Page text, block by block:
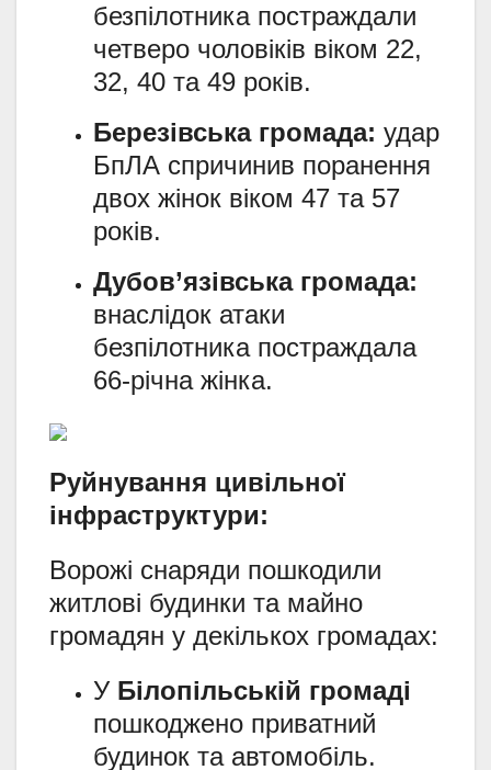
безпілотника постраждали
четверо чоловіків віком 22,
32, 40 та 49 років.
Березівська громада: удар
БпЛА спричинив поранення
двох жінок віком 47 та 57
років.
Дубов’язівська громада:
внаслідок атаки
безпілотника постраждала
66-річна жінка.
Руйнування цивільної
інфраструктури:
Ворожі снаряди пошкодили
житлові будинки та майно
громадян у декількох громадах:
У Білопільській громаді
пошкоджено приватний
будинок та автомобіль.